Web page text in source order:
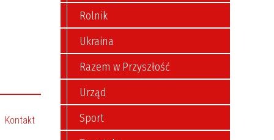
Kontakt
Rolnik
Ukraina
Razem w Przyszłość
Urząd
Sport